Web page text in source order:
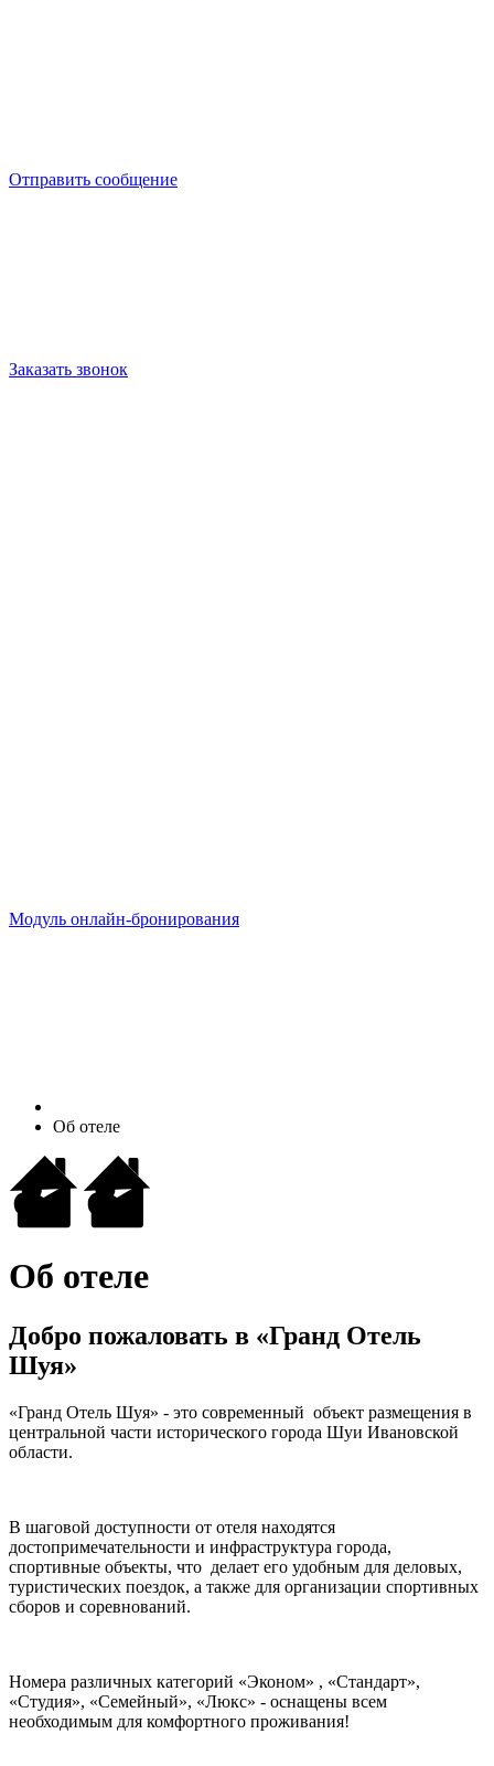
Отправить сообщение
Заказать звонок
Модуль онлайн-бронирования
Об отеле
Об отеле
Добро пожаловать в «Гранд Отель
Шуя»
«Гранд Отель Шуя» - это современный объект размещения в
центральной части исторического города Шуи Ивановской
области.
В шаговой доступности от отеля находятся
достопримечательности и инфраструктура города,
спортивные объекты, что делает его удобным для деловых,
туристических поездок, а также для организации спортивных
сборов и соревнований.
Номера различных категорий «Эконом» , «Стандарт»,
«Студия», «Семейный», «Люкс» - оснащены всем
необходимым для комфортного проживания!